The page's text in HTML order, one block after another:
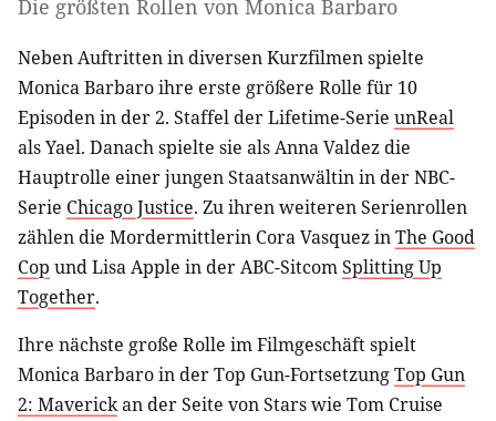
Die größten Rollen von Monica Barbaro
Neben Auftritten in diversen Kurzfilmen spielte
Monica Barbaro ihre erste größere Rolle für 10
Episoden in der 2. Staffel der Lifetime-Serie unReal
als Yael. Danach spielte sie als Anna Valdez die
Hauptrolle einer jungen Staatsanwältin in der NBC-
Serie Chicago Justice. Zu ihren weiteren Serienrollen
zählen die Mordermittlerin Cora Vasquez inThe Good
Cop und Lisa Apple in der ABC-SitcomSplitting Up
Together.
Ihre nächste große Rolle im Filmgeschäft spielt
Monica Barbaro in der Top Gun-FortsetzungTop Gun
2: Maverickan der Seite von Stars wie Tom Cruise